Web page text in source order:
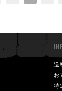
送
お
特